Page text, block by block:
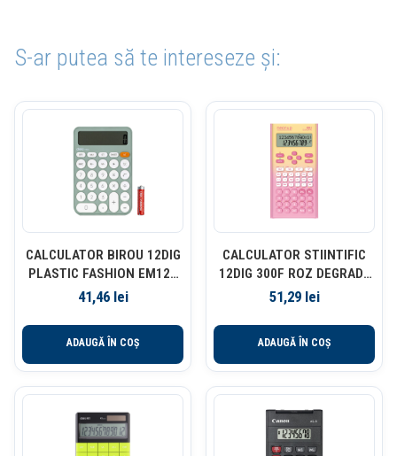
S-ar putea să te intereseze și:
CALCULATOR BIROU 12DIG
PLASTIC FASHION EM124
VERNIL DELI
41,46 lei
ADAUGĂ ÎN COȘ
CALCULATOR STIINTIFIC
12DIG 300F ROZ DEGRADE
DELI
51,29 lei
ADAUGĂ ÎN COȘ